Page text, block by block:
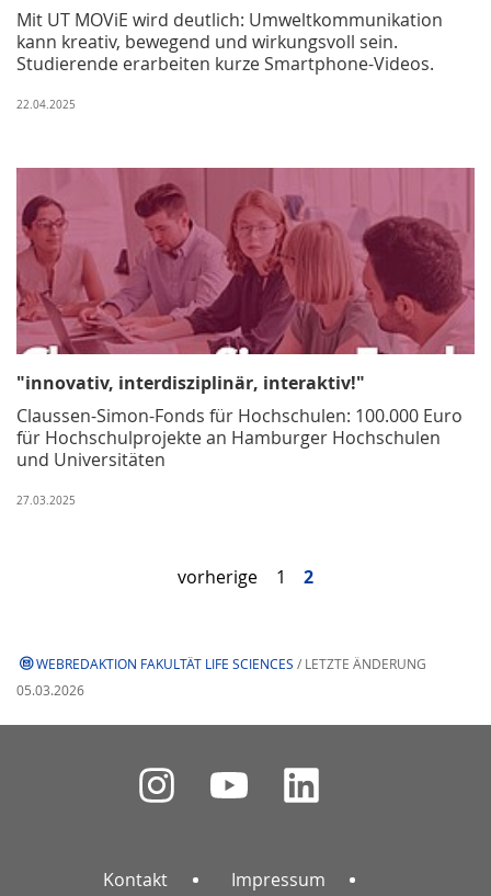
Mit UT MOViE wird deutlich: Umweltkommunikation
kann kreativ, bewegend und wirkungsvoll sein.
Studierende erarbeiten kurze Smartphone-Videos.
22.04.2025
"innovativ, interdisziplinär, interaktiv!"
Claussen-Simon-Fonds für Hochschulen: 100.000 Euro
für Hochschulprojekte an Hamburger Hochschulen
und Universitäten
27.03.2025
vorherige 1 2
WEBREDAKTION FAKULTÄT LIFE SCIENCES / LETZTE ÄNDERUNG
05.03.2026
Kontakt Impressum